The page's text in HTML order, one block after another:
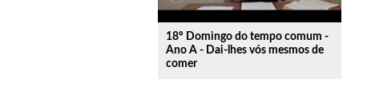
18º Domingo do tempo comum -
Ano A - Dai-lhes vós mesmos de
comer